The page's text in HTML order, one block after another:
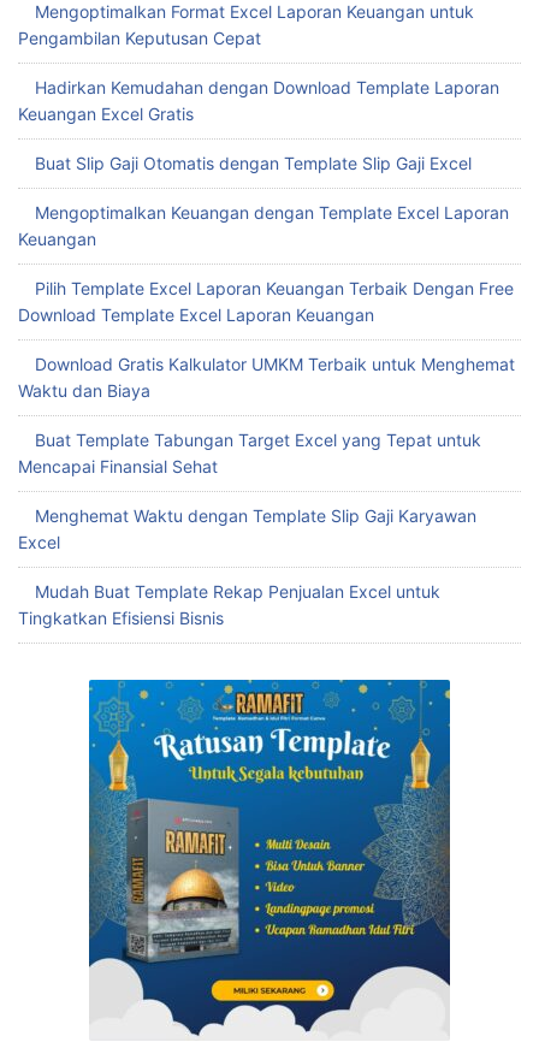
Mengoptimalkan Format Excel Laporan Keuangan untuk
Pengambilan Keputusan Cepat
Hadirkan Kemudahan dengan Download Template Laporan
Keuangan Excel Gratis
Buat Slip Gaji Otomatis dengan Template Slip Gaji Excel
Mengoptimalkan Keuangan dengan Template Excel Laporan
Keuangan
Pilih Template Excel Laporan Keuangan Terbaik Dengan Free
Download Template Excel Laporan Keuangan
Download Gratis Kalkulator UMKM Terbaik untuk Menghemat
Waktu dan Biaya
Buat Template Tabungan Target Excel yang Tepat untuk
Mencapai Finansial Sehat
Menghemat Waktu dengan Template Slip Gaji Karyawan
Excel
Mudah Buat Template Rekap Penjualan Excel untuk
Tingkatkan Efisiensi Bisnis